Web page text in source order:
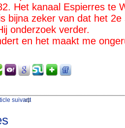
Het kanaal Espierres te
bijna zeker van dat het 2e
onderzoek verder.
en het maakt me
suivant